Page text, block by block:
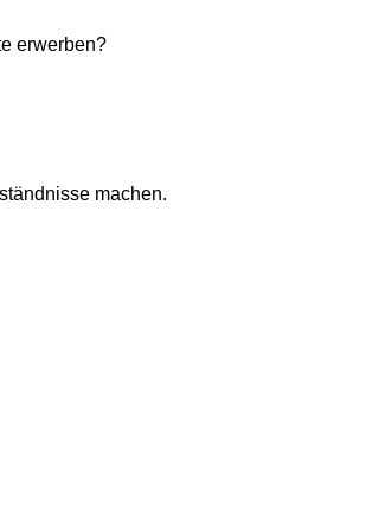
erwerben?
machen.